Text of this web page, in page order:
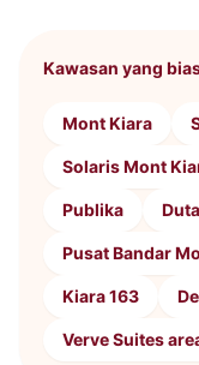
Kawasan yang
Mont Kiara
Solaris Mont
Publika
Pusat Bandar
Kiara 163
Verve Suites